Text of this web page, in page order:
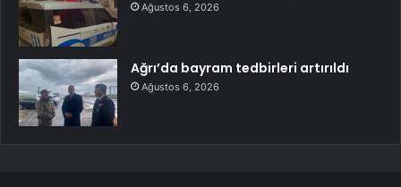
Ağustos 6, 2026
Ağrı’da bayram tedbirleri artırıldı
Ağustos 6, 2026